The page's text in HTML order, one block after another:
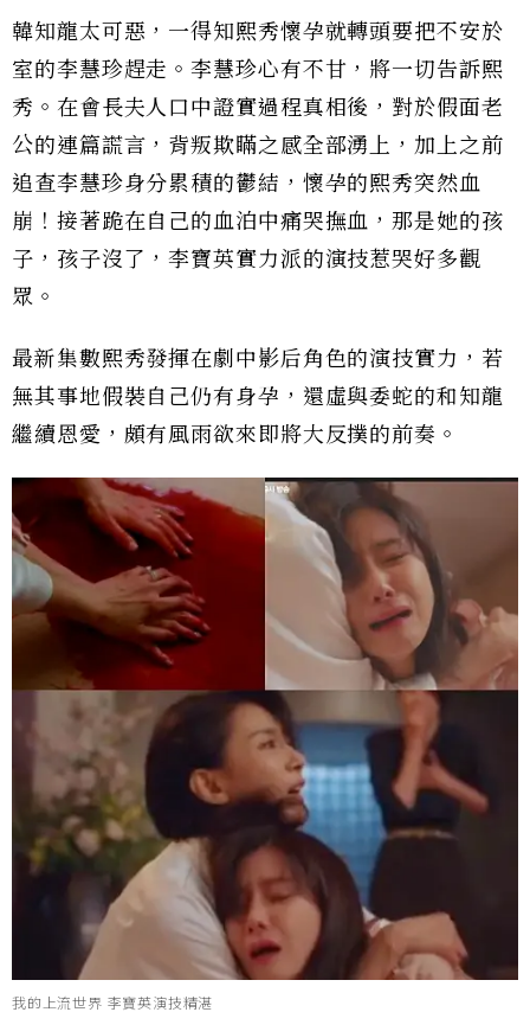
韓知龍太可惡，一得知熙秀懷孕就轉頭要把不安於
室的李慧珍趕走。李慧珍心有不甘，將一切告訴熙
秀。在會長夫人口中證實過程真相後，對於假面老
公的連篇謊言，背叛欺瞞之感全部湧上，加上之前
追查李慧珍身分累積的鬱結，懷孕的熙秀突然血
崩！接著跪在自己的血泊中痛哭撫血，那是她的孩
子，孩子沒了，李寶英實力派的演技惹哭好多觀
眾。
最新集數熙秀發揮在劇中影后角色的演技實力，若
無其事地假裝自己仍有身孕，還虛與委蛇的和知龍
繼續恩愛，頗有風雨欲來即將大反撲的前奏。
我的上流世界 李寶英演技精湛